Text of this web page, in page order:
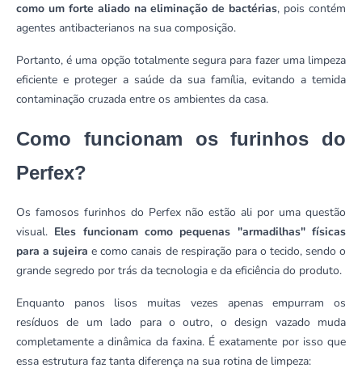
como um forte aliado na eliminação de bactérias, pois contém
agentes antibacterianos na sua composição.
Portanto, é uma opção totalmente segura para fazer uma limpeza
eficiente e proteger a saúde da sua família, evitando a temida
contaminação cruzada entre os ambientes da casa.
Como funcionam os furinhos do
Perfex?
Os famosos furinhos do Perfex não estão ali por uma questão
visual. Eles funcionam como pequenas "armadilhas" físicas
para a sujeira e como canais de respiração para o tecido, sendo o
grande segredo por trás da tecnologia e da eficiência do produto.
Enquanto panos lisos muitas vezes apenas empurram os
resíduos de um lado para o outro, o design vazado muda
completamente a dinâmica da faxina. É exatamente por isso que
essa estrutura faz tanta diferença na sua rotina de limpeza: